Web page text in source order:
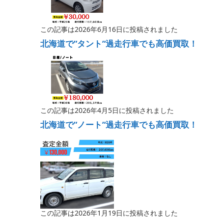
この記事は2026年6月16日に投稿されました
北海道で”タント”過走行車でも高価買取！
この記事は2026年4月5日に投稿されました
北海道で”ノート”過走行車でも高価買取！
この記事は2026年1月19日に投稿されました